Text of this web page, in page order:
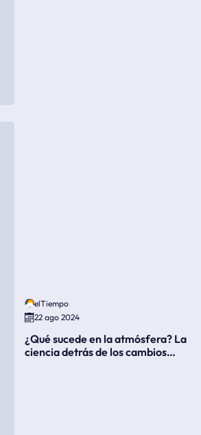
elTiempo
22 ago 2024
¿Qué sucede en la atmósfera? La
ciencia detrás de los cambios